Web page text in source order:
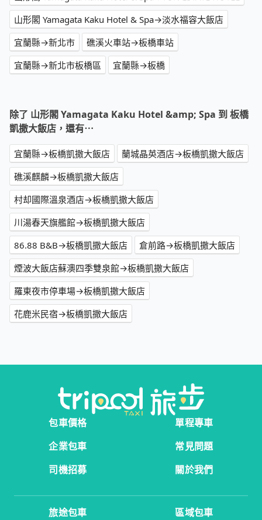
山形閣 Yamagata Kaku Hotel & Spa→淡水福容大飯店
宜蘭縣→新北市
礁溪火車站→板橋車站
宜蘭縣→新北市板橋區
宜蘭縣→板橋
除了 山形閣 Yamagata Kaku Hotel &amp; Spa 到 板橋
凱撒大飯店，還有⋯
宜蘭縣→板橋凱撒大飯店
蘭城晶英酒店→板橋凱撒大飯店
礁溪麒麟→板橋凱撒大飯店
村却國際溫泉酒店→板橋凱撒大飯店
川湯春天旗艦館→板橋凱撒大飯店
86.88 B&B→板橋凱撒大飯店
倉前路→板橋凱撒大飯店
煙波大飯店蘇澳四季雙泉館→板橋凱撒大飯店
羅東夜市停車場→板橋凱撒大飯店
花鹿米民宿→板橋凱撒大飯店
包車價格
單程專車
企業包車
常見問題
司機招募
關於我們
旅途包車 區域包車